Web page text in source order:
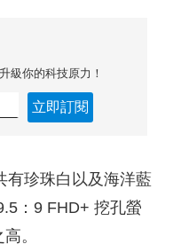
級你的科技原力！
立即訂閱
有珍珠白以及海洋藍
：9 FHD+ 挖孔螢
。